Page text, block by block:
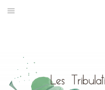
Aller
CATÉGORIES